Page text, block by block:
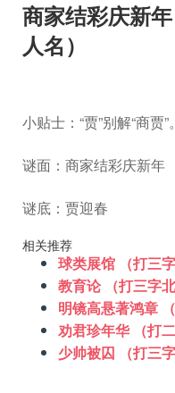
商家结彩庆新
人名）
小贴士：“贾”别解“商贾”。
谜面：商家结彩庆新年
谜底：贾迎春
相关推荐
球类展馆 （打三
教育论 （打三字
明镜高悬著鸿章
劝君珍年华 （打
少帅被囚 （打三